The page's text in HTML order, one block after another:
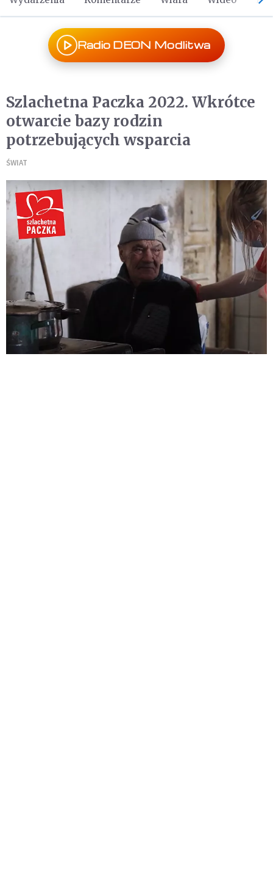
Radio DEON Modlitwa
Szlachetna Paczka 2022. Wkrótce
otwarcie bazy rodzin
potrzebujących wsparcia
ŚWIAT